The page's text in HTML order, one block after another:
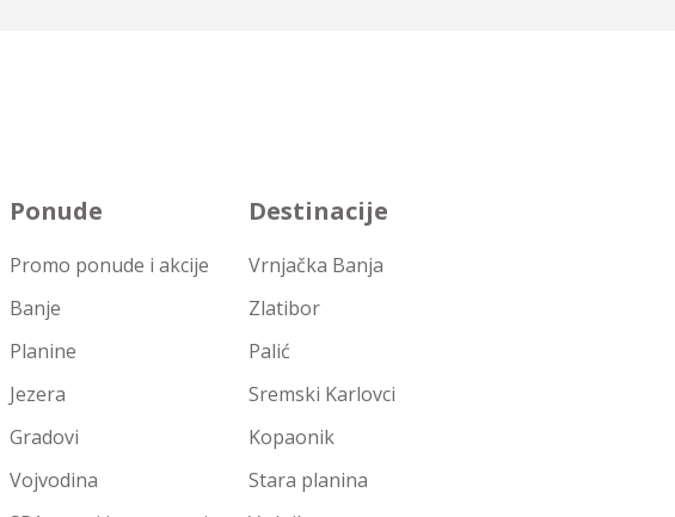
Ponude
Promo ponude i akcije
Banje
Planine
Jezera
Gradovi
Vojvodina
Destinacije
Vrnjačka Banja
Zlatibor
Palić
Sremski Karlovci
Kopaonik
Stara planina